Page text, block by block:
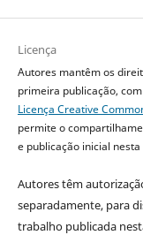
Licença
Autores mantêm os
primeira publicação,
Licença Creative
permite o
e publicação inicial
Autores têm
separadamente, para
trabalho publicada